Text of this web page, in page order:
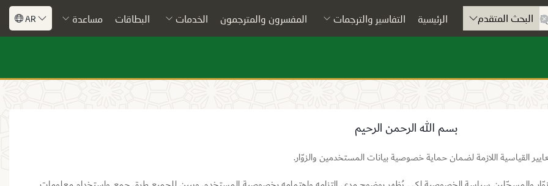
البحث المتقدم الرئيسية التفاسير والترجمات المفسرون والمترجمون الخدمات البطاقات مساعدة AR
بسم الله الرحمن الرحيم
القياسية اللازمة لضمان حماية خصوصية بيانات المستخدمين والزوّار.